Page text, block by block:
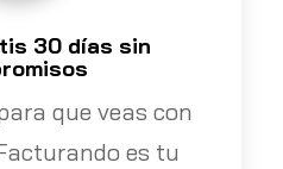
30 días sin
que veas con
es tu